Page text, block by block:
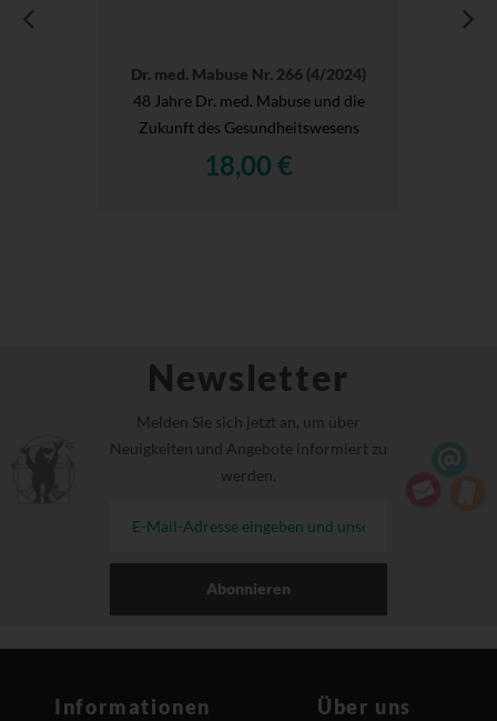
Dr. med. Mabuse Nr. 266 (4/2024)
48 Jahre Dr. med. Mabuse und die
Zukunft des Gesundheitswesens
18,00 €
Newsletter
Melden Sie sich jetzt an, um über
Neuigkeiten und Angebote informiert zu
werden.
Abonnieren
Informationen Über uns